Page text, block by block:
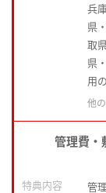
兵
県
取
県
用
他
管理費
特典内容
管